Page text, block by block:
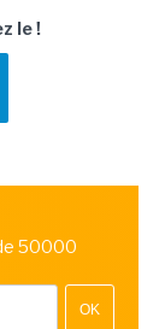
le !
50000
OK